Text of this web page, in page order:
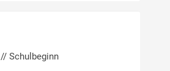
// Schulbeginn